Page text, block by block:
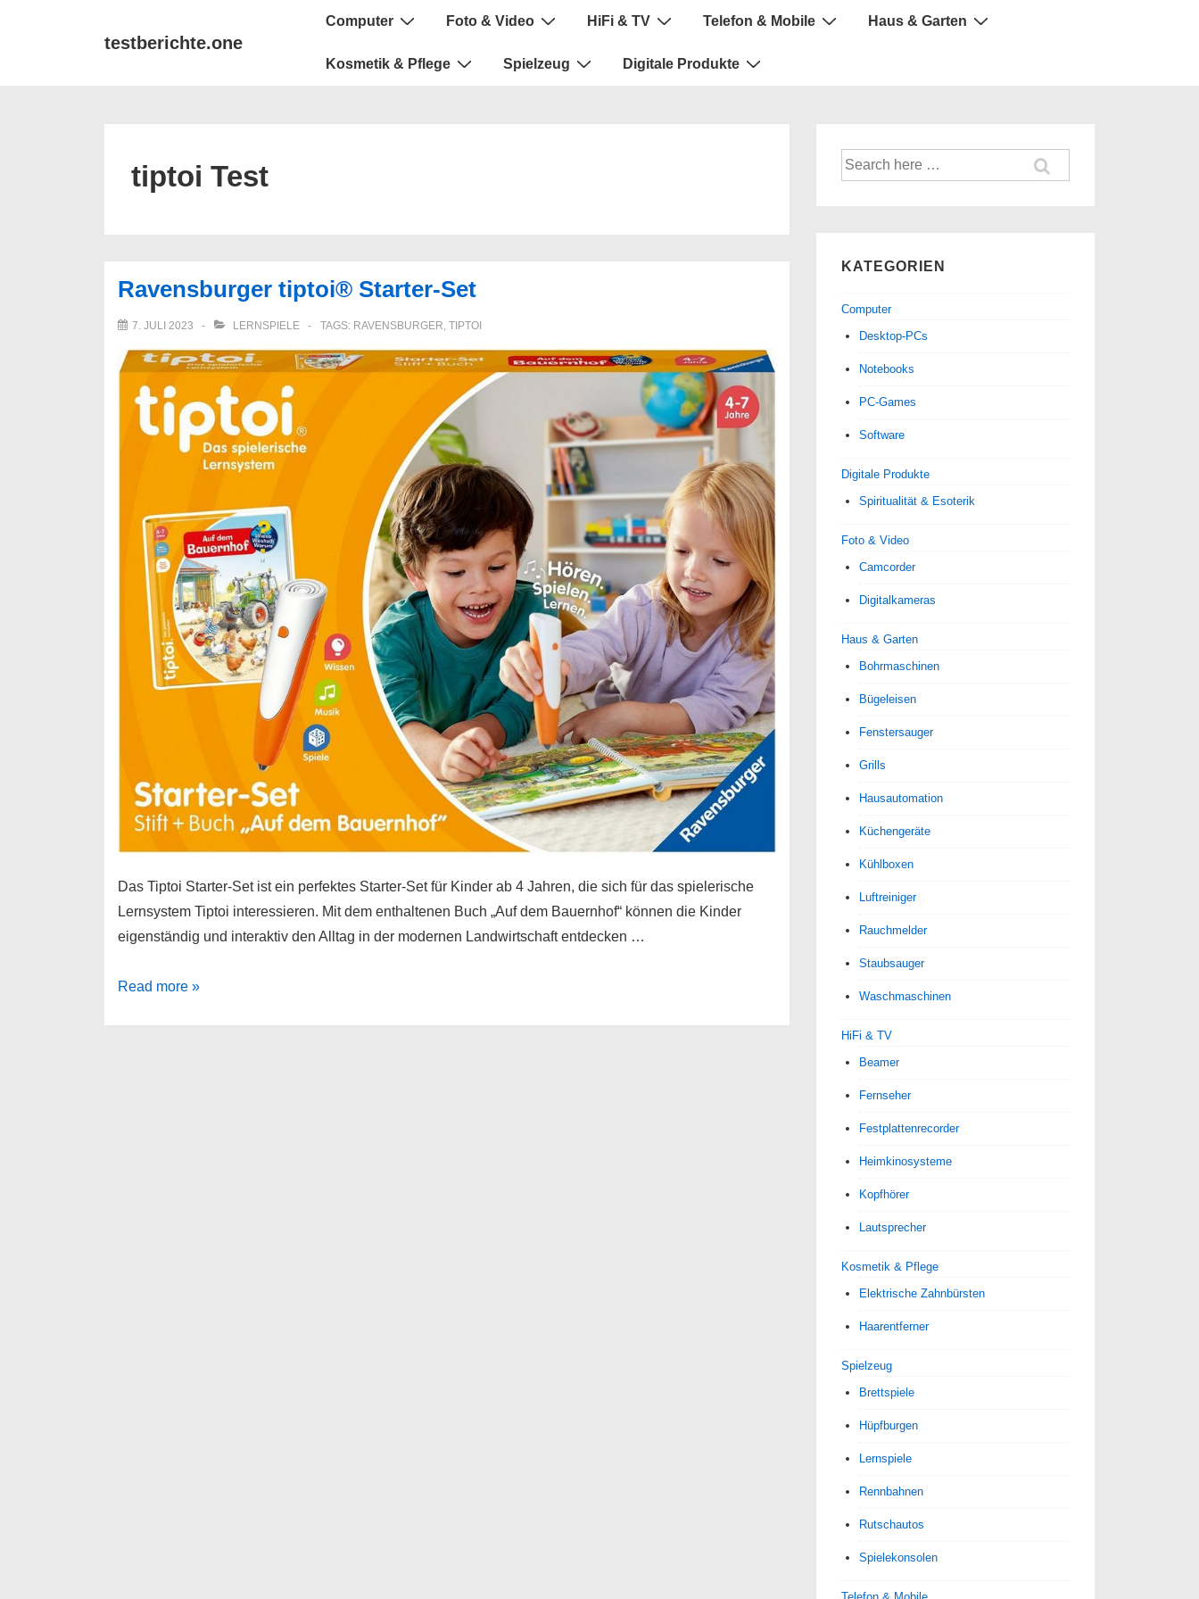
testberichte.one
Main
Computer Foto & Video HiFi & TV Telefon & Mobile Haus & Garten
Kosmetik & Pflege Spielzeug Digitale Produkte
tiptoi Test
Ravensburger tiptoi® Starter-Set
7. JULI 2023 LERNSPIELE TAGS: RAVENSBURGER, TIPTOI
Das Tiptoi Starter-Set ist ein perfektes Starter-Set für Kinder ab 4 Jahren, die sich für das spielerische
Lernsystem Tiptoi interessieren. Mit dem enthaltenen Buch „Auf dem Bauernhof“ können die Kinder
eigenständig und interaktiv den Alltag in der modernen Landwirtschaft entdecken …
Ravensburger
Read more »
Suche
nach:
KATEGORIEN
Computer
Desktop-PCs
Notebooks
PC-Games
Software
Digitale Produkte
Spiri­tua­lität & Esoterik
Foto & Video
Camcorder
Digitalkameras
Haus & Garten
Bohrmaschinen
Bügeleisen
Fenstersauger
Grills
Hausautomation
Küchengeräte
Kühlboxen
Luftreiniger
Rauchmelder
Staubsauger
Waschmaschinen
HiFi & TV
Beamer
Fernseher
Festplattenrecorder
Heimkinosysteme
Kopfhörer
Lautsprecher
Kosmetik & Pflege
Elektrische Zahnbürsten
Haarentferner
Spielzeug
Brettspiele
Hüpfburgen
Lernspiele
Rennbahnen
Rutschautos
Spielekonsolen